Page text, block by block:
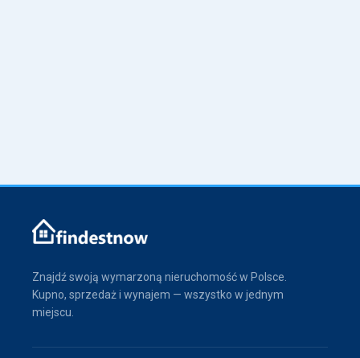
Znajdź swoją wymarzoną nieruchomość w Polsce.
Kupno, sprzedaż i wynajem — wszystko w jednym
miejscu.